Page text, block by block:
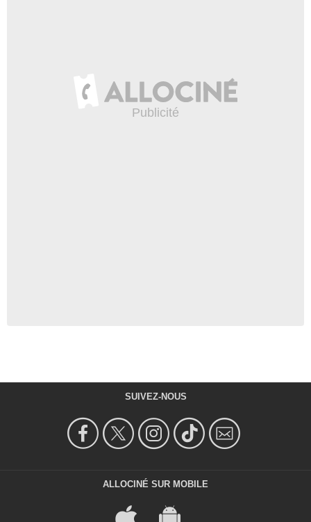
SUIVEZ-NOUS
ALLOCINÉ SUR MOBILE